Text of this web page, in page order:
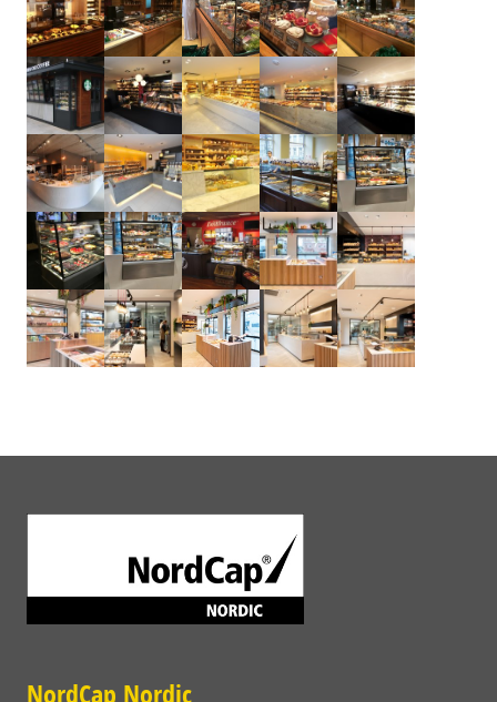
NordCap Nordic